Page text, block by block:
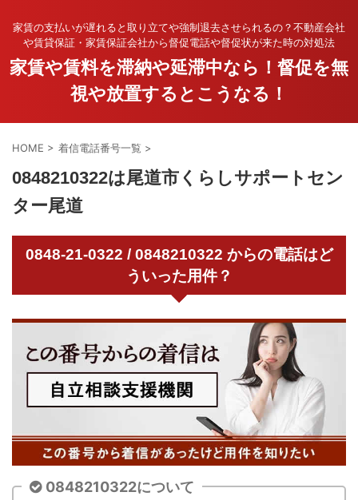
家賃の支払いが遅れると取り立てや強制退去させられるの？不動産会社
や賃貸保証・家賃保証会社から督促電話や督促状が来た時の対処法
家賃や賃料を滞納や延滞中なら！督促を無
視や放置するとこうなる！
HOME > 着信電話番号一覧 >
0848210322は尾道市くらしサポートセン
ター尾道
0848-21-0322 / 0848210322 からの電話はど
ういった用件？
0848210322について